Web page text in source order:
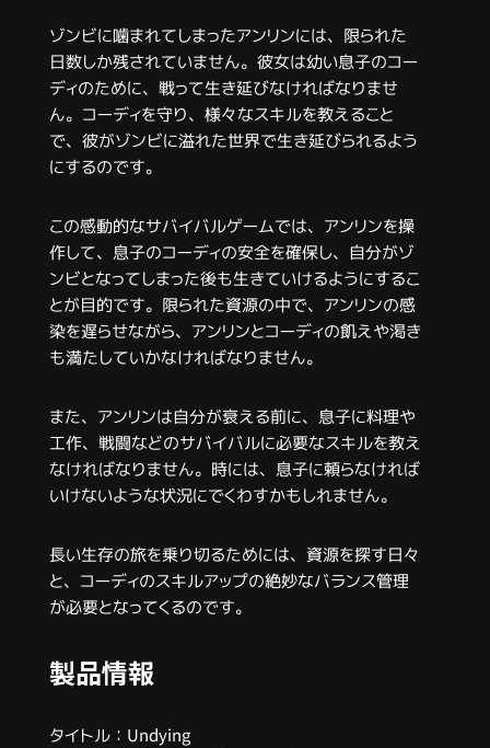
ゾンビに噛まれてしまったアンリンには、限られた
日数しか残されていません。彼女は幼い息子のコー
ディのために、戦って生き延びなければなりませ
ん。コーディを守り、様々なスキルを教えること
で、彼がゾンビに溢れた世界で生き延びられるよう
にするのです。
この感動的なサバイバルゲームでは、アンリンを操
作して、息子のコーディの安全を確保し、自分がゾ
ンビとなってしまった後も生きていけるようにするこ
とが目的です。限られた資源の中で、アンリンの感
染を遅らせながら、アンリンとコーディの飢えや渇き
も満たしていかなければなりません。
また、アンリンは自分が衰える前に、息子に料理や
工作、戦闘などのサバイバルに必要なスキルを教え
なければなりません。時には、息子に頼らなければ
いけないような状況にでくわすかもしれません。
長い生存の旅を乗り切るためには、資源を探す日々
と、コーディのスキルアップの絶妙なバランス管理
が必要となってくるのです。
製品情報
タイトル：Undying